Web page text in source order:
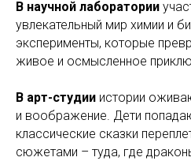
В научной лаборатории
увлекательный мир химии и
эксперименты, которые
живое и осмысленное
В арт-студии истории
и воображение. Дети
классические сказки
сюжетами – туда, где